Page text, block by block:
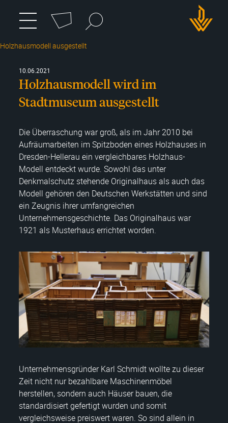
Holzhausmodell ausgestellt
10.06.2021
Holzhausmodell wird im
Stadtmuseum ausgestellt
Die Überraschung war groß, als im Jahr 2010 bei
Aufräumarbeiten im Spitzboden eines Holzhauses in
Dresden-Hellerau ein vergleichbares Holzhaus-
Modell entdeckt wurde. Sowohl das unter
Denkmalschutz stehende Originalhaus als auch das
Modell gehören den Deutschen Werkstätten und sind
ein Zeugnis ihrer umfangreichen
Unternehmensgeschichte. Das Originalhaus war
1921 als Musterhaus errichtet worden.
Unternehmensgründer Karl Schmidt wollte zu dieser
Zeit nicht nur bezahlbare Maschinenmöbel
herstellen, sondern auch Häuser bauen, die
standardisiert gefertigt wurden und somit
vergleichsweise preiswert waren. So sind allein in
Menü
umschaltenzum
wechseln
Suchbegriff